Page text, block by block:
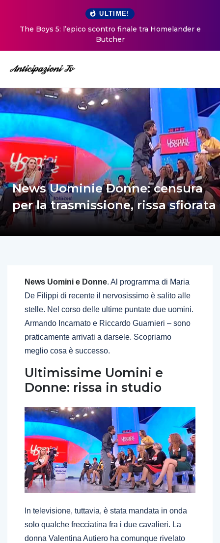
ULTIME!
The Boys 5: l’epico scontro finale tra Homelander e
Butcher
News Uominie Donne: censura
per la trasmissione, rissa sfiorata
News Uomini e Donne. Al programma di Maria
De Filippi di recente il nervosissimo è salito alle
stelle. Nel corso delle ultime puntate due uomini.
Armando Incarnato e Riccardo Guarnieri – sono
praticamente arrivati a darsele. Scopriamo
meglio cosa è successo.
Ultimissime Uomini e
Donne: rissa in studio
In televisione, tuttavia, è stata mandata in onda
solo qualche frecciatina fra i due cavalieri. La
donna Valentina Autiero ha comunque rivelato